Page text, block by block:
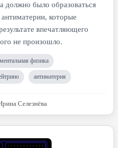
должно было образоваться
которые
впечатляющего
не произошло.
физика
антиматерия
Селезнёва